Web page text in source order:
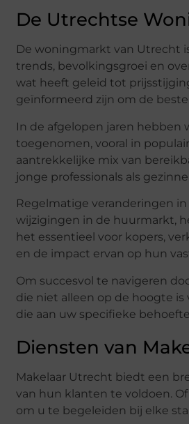
De Utrechtse
De woningmarkt van Utrecht
trends, bevolkingsgroei en
wat heeft geleid tot
geïnformeerd zijn om de
In de afgelopen jaren hebben
toegenomen, vooral in
aantrekkelijke mix van
jonge professionals als
Regelmatige veranderingen
wijzigingen in de huurmarkt,
het essentieel voor kopers,
en de impact ervan op hun
Om succesvol te navigeren
die niet alleen op de hoogte
die aan uw specifieke
Diensten van
Makelaar Utrecht biedt een
van hun klanten te voldoen.
om u te begeleiden bij elke